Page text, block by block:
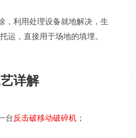
，利用处理设备就地解决，生
运，直接用于场地的填埋。
详解
台反击破移动破碎机 ；